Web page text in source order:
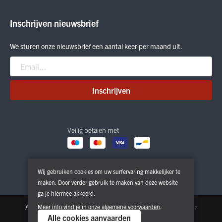
Smartwool
Nitro
Peak Performance
Patagonia
Veilig betalen met
Inschrijven nieuwsbrief
We sturen onze nieuwsbrief een aantal keer per maand uit.
Inschrijven
Algemene voorwaarden Privacy & Cookie Policy Disclaimer
Copyright © 2026. All Rights Reserved | Powered by
Wij gebruiken cookies om uw surfervaring makkelijker te
maken. Door verder gebruik te maken van deze website
ga je hiermee akkoord.
Meer info vind je in onze algemene voorwaarden.
Alle cookies aanvaarden